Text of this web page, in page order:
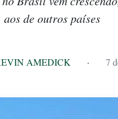
aos de outros países
AMEDICK · 7